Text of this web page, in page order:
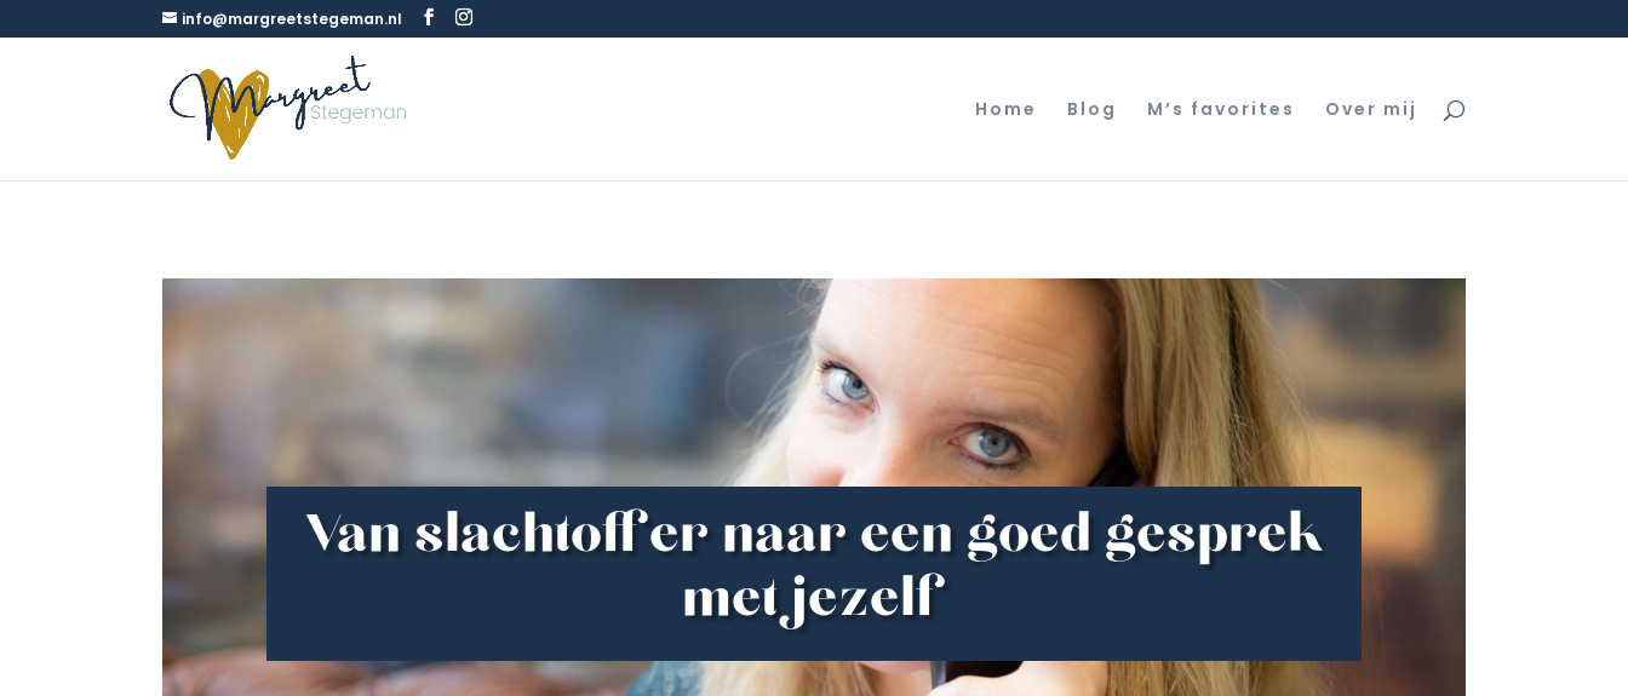
info@margreetstegeman.nl
Home Blog M’s favorites Over mij
Van slachtoffer naar een goed gesprek
met jezelf